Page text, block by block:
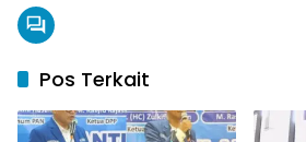
Pos Terkait